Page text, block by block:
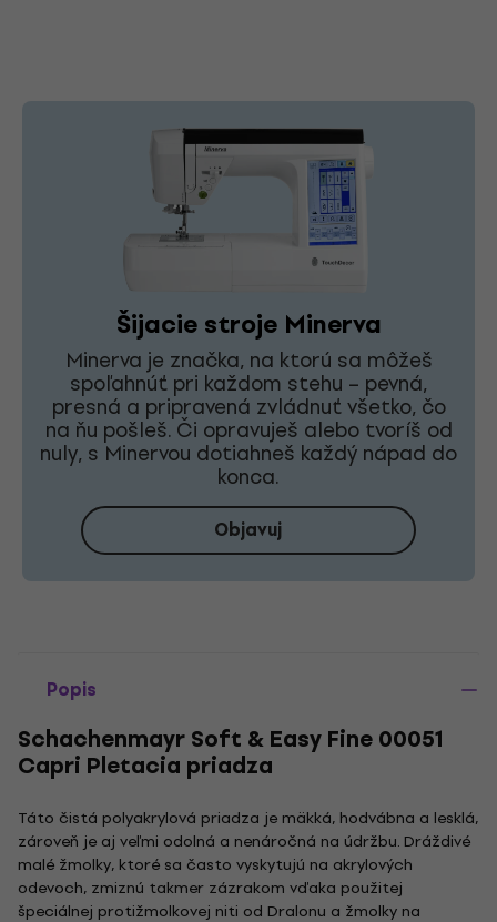
Šijacie stroje Minerva
Minerva je značka, na ktorú sa môžeš
spoľahnúť pri každom stehu – pevná,
presná a pripravená zvládnuť všetko, čo
na ňu pošleš. Či opravuješ alebo tvoríš od
nuly, s Minervou dotiahneš každý nápad do
konca.
Objavuj
Popis
Schachenmayr Soft & Easy Fine 00051
Capri Pletacia priadza
Táto čistá polyakrylová priadza je mäkká, hodvábna a lesklá,
zároveň je aj veľmi odolná a nenáročná na údržbu. Dráždivé
malé žmolky, ktoré sa často vyskytujú na akrylových
odevoch, zmiznú takmer zázrakom vďaka použitej
špeciálnej protižmolkovej niti od Dralonu a žmolky na